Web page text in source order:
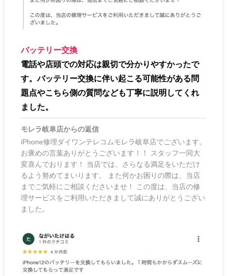
バッテリー交換
電話や店頭での対応は親切で分かりやすかったで
す。バッテリー交換に伴い起こる可能性がある問
題点やこちら側の質問なども丁寧に説明してくれ
ました。
モレラ岐阜店からの返信
iPhone修理ダイワンテレコムモレラ岐阜店でございます。
お褒めの言葉ありがとうございます！！ スタッフ一同大
変喜んでおります！ 当店では、さらなる満足をいただけ
るよう努めてまいります。 また何かお困りの際は、当店
までご気軽にご相談くださいませ！ この度は、当店の修
理サービスをご利用いただきまして誠にありがとうござい
ました。